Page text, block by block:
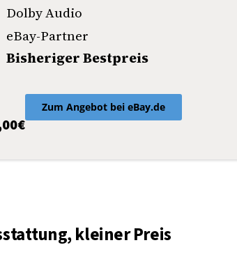
Dolby Audio
eBay-Partner
Bisheriger Bestpreis
Zum Angebot bei eBay.de
kleiner Preis